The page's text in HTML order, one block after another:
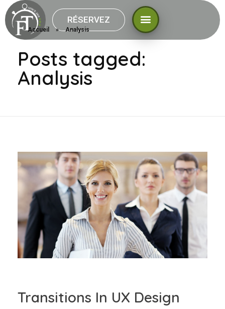
RÉSERVEZ
Accueil » Analysis
Posts tagged:
Analysis
Transitions In UX Design